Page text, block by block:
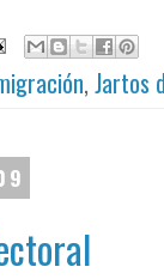
,Jartos